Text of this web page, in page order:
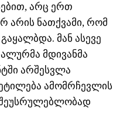
არც ერთ
არის ნათქვამი, რომ
მან ასევე
მდივანმა
არშესვლა
ამომრჩევლის
შეუსრულებლობად